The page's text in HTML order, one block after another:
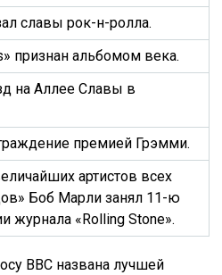
славы рок-н-ролла.
признан альбомом века.
на Аллее Славы в
премией Грэмми.
артистов всех
Боб Марли занял 11-ю
журнала «Rolling Stone».
ВВС названа лучшей